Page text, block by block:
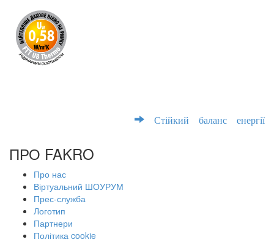
Стійкий баланс енергії
ПРО FAKRO
Про нас
Віртуальний ШОУРУМ
Прес-служба
Логотип
Партнери
Політика cookie